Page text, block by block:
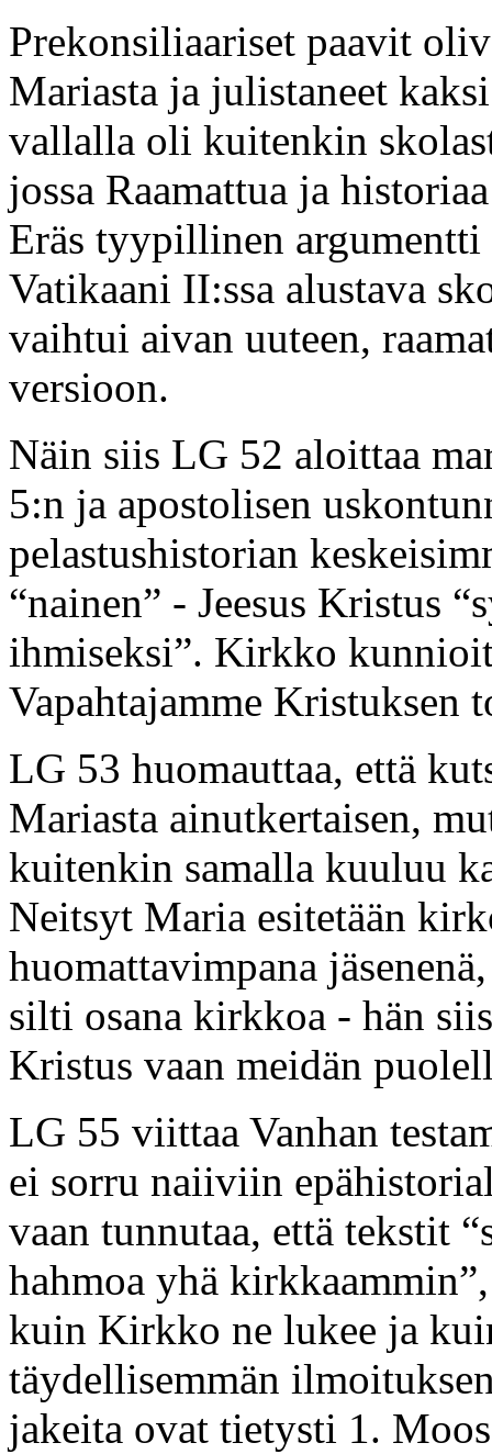
Prekonsiliaariset paavit
Mariasta ja julistaneet
vallalla oli kuitenkin
jossa Raamattua ja
Eräs tyypillinen
Vatikaani II:ssa alustava
vaihtui aivan uuteen,
versioon.
Näin siis LG 52 aloittaa
5:n ja apostolisen
pelastushistorian
“nainen” - Jeesus Kristus
ihmiseksi”. Kirkko
Vapahtajamme Kristuksen
LG 53 huomauttaa, että
Mariasta ainutkertaisen,
kuitenkin samalla kuuluu
Neitsyt Maria esitetään
huomattavimpana
silti osana kirkkoa - hän
Kristus vaan meidän
LG 55 viittaa Vanhan
ei sorru naiiviin
vaan tunnutaa, että tekstit
hahmoa yhä
kuin Kirkko ne lukee ja
täydellisemmän
jakeita ovat tietysti 1.